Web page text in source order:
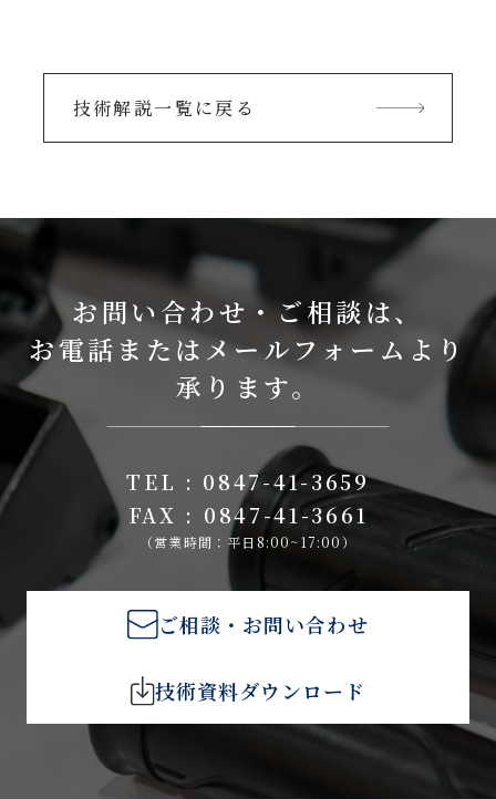
技術解説一覧に戻る
お問い合わせ・ご相談は、
お電話またはメールフォームより
承ります。
TEL : 0847-41-3659
FAX : 0847-41-3661
（営業時間：平日8:00~17:00）
ご相談・お問い合わせ
技術資料ダウンロード